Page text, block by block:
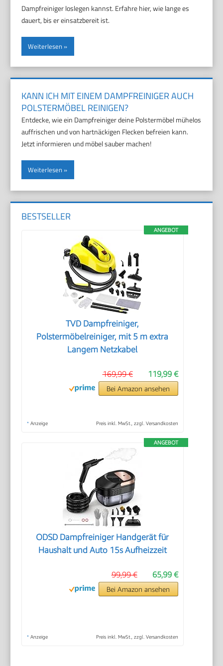
Dampfreiniger loslegen kannst. Erfahre hier, wie lange es
dauert, bis er einsatzbereit ist.
Weiterlesen
KANN ICH MIT EINEM DAMPFREINIGER AUCH
POLSTERMÖBEL REINIGEN?
Entdecke, wie ein Dampfreiniger deine Polstermöbel mühelos
auffrischen und von hartnäckigen Flecken befreien kann.
Jetzt informieren und möbel sauber machen!
Weiterlesen
BESTSELLER
ANGEBOT
TVD Dampfreiniger,
Polstermöbelreiniger, mit 5 m extra
Langem Netzkabel
119,99 €
169,99 €
Bei Amazon ansehen
* Anzeige Preis inkl. MwSt., zzgl. Versandkosten
ANGEBOT
ODSD Dampfreiniger Handgerät für
Haushalt und Auto 15s Aufheizzeit
65,99 €
99,99 €
Bei Amazon ansehen
* Anzeige Preis inkl. MwSt., zzgl. Versandkosten